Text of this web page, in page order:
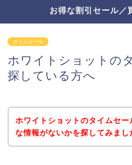
お得な割引セール／
タイムセール
ホワイトショットの
探している方へ
ホワイトショットのタイムセー
な情報がないかを探してみまし